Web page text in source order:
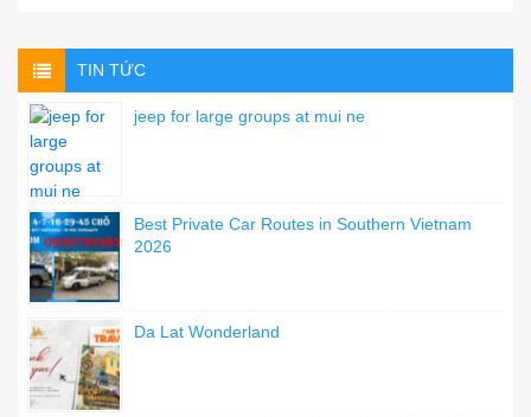
TIN TỨC
jeep for large groups at mui ne
Best Private Car Routes in Southern Vietnam
2026
Da Lat Wonderland